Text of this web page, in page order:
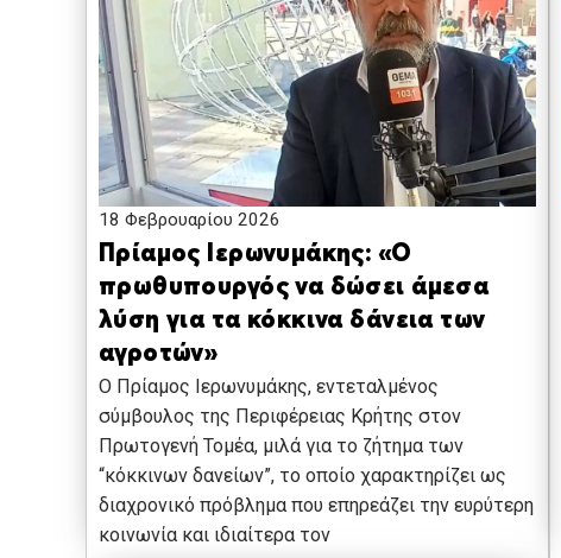
18 Φεβρουαρίου 2026
Πρίαμος Ιερωνυμάκης: «Ο
πρωθυπουργός να δώσει άμεσα
λύση για τα κόκκινα δάνεια των
αγροτών»
Ο Πρίαμος Ιερωνυμάκης, εντεταλμένος
σύμβουλος της Περιφέρειας Κρήτης στον
Πρωτογενή Τομέα, μιλά για το ζήτημα των
“κόκκινων δανείων”, το οποίο χαρακτηρίζει ως
διαχρονικό πρόβλημα που επηρεάζει την ευρύτερη
κοινωνία και ιδιαίτερα τον